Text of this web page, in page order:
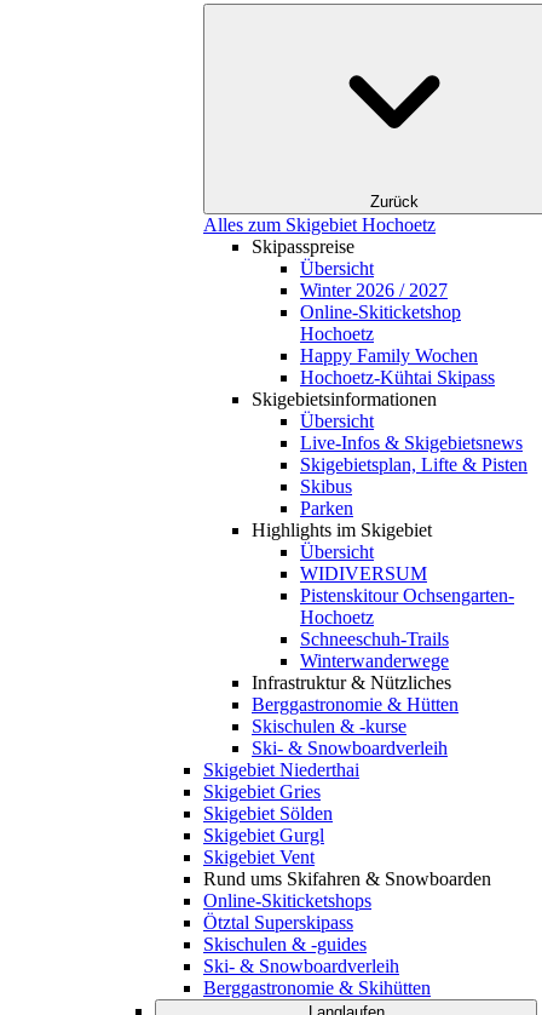
Zurück
Alles zum Skigebiet Hochoetz
Skipasspreise
Übersicht
Winter 2026 / 2027
Online-Skiticketshop
Hochoetz
Happy Family Wochen
Hochoetz-Kühtai Skipass
Skigebietsinformationen
Übersicht
Live-Infos & Skigebietsnews
Skigebietsplan, Lifte & Pisten
Skibus
Parken
Highlights im Skigebiet
Übersicht
WIDIVERSUM
Pistenskitour Ochsengarten-
Hochoetz
Schneeschuh-Trails
Winterwanderwege
Infrastruktur & Nützliches
Berggastronomie & Hütten
Skischulen & -kurse
Ski- & Snowboardverleih
Skigebiet Niederthai
Skigebiet Gries
Skigebiet Sölden
Skigebiet Gurgl
Skigebiet Vent
Rund ums Skifahren & Snowboarden
Online-Skiticketshops
Ötztal Superskipass
Skischulen & -guides
Ski- & Snowboardverleih
Berggastronomie & Skihütten